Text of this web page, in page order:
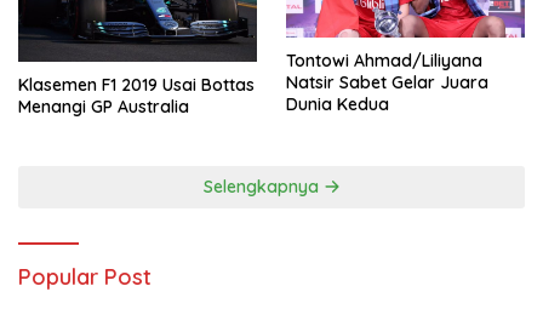
Klasemen F1 2019 Usai Bottas
Menangi GP Australia
Tontowi Ahmad/Liliyana
Natsir Sabet Gelar Juara
Dunia Kedua
Selengkapnya
Popular Post